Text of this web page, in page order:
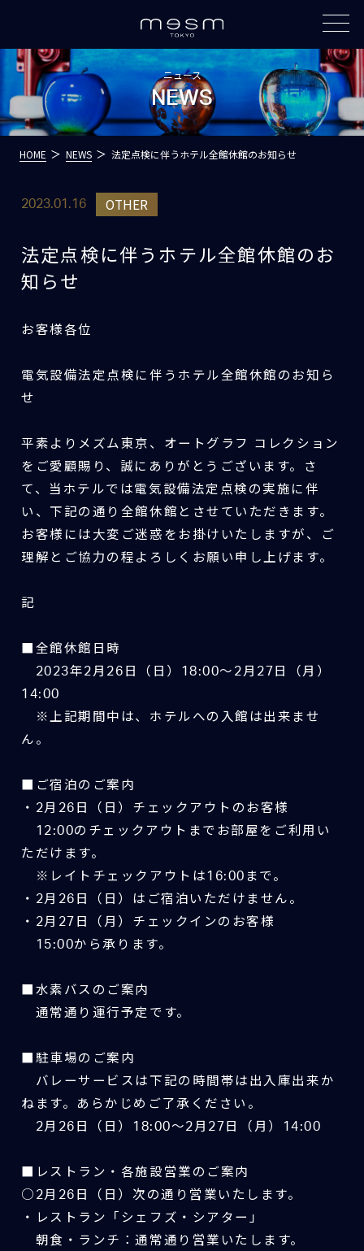
ニュース
NEWS
HOME NEWS 法定点検に伴うホテル全館休館のお知らせ
2023.01.16 OTHER
法定点検に伴うホテル全館休館のお
知らせ
お客様各位
電気設備法定点検に伴うホテル全館休館のお知ら
せ
平素よりメズム東京、オートグラフ コレクション
をご愛顧賜り、誠にありがとうございます。さ
て、当ホテルでは電気設備法定点検の実施に伴
い、下記の通り全館休館とさせていただきます。
お客様には大変ご迷惑をお掛けいたしますが、ご
理解とご協力の程よろしくお願い申し上げます。
記
■全館休館日時
2023年2月26日（日）18:00～2月27日（月）
14:00
※上記期間中は、ホテルへの入館は出来ませ
ん。
■ご宿泊のご案内
・2月26日（日）チェックアウトのお客様
12:00のチェックアウトまでお部屋をご利用い
ただけます。
※レイトチェックアウトは16:00まで。
・2月26日（日）はご宿泊いただけません。
・2月27日（月）チェックインのお客様
15:00から承ります。
■水素バスのご案内
通常通り運行予定です。
■駐車場のご案内
バレーサービスは下記の時間帯は出入庫出来か
ねます。あらかじめご了承ください。
2月26日（日）18:00～2月27日（月）14:00
■レストラン・各施設営業のご案内
○2月26日（日）次の通り営業いたします。
・レストラン「シェフズ・シアター」
朝食・ランチ：通常通り営業いたします。